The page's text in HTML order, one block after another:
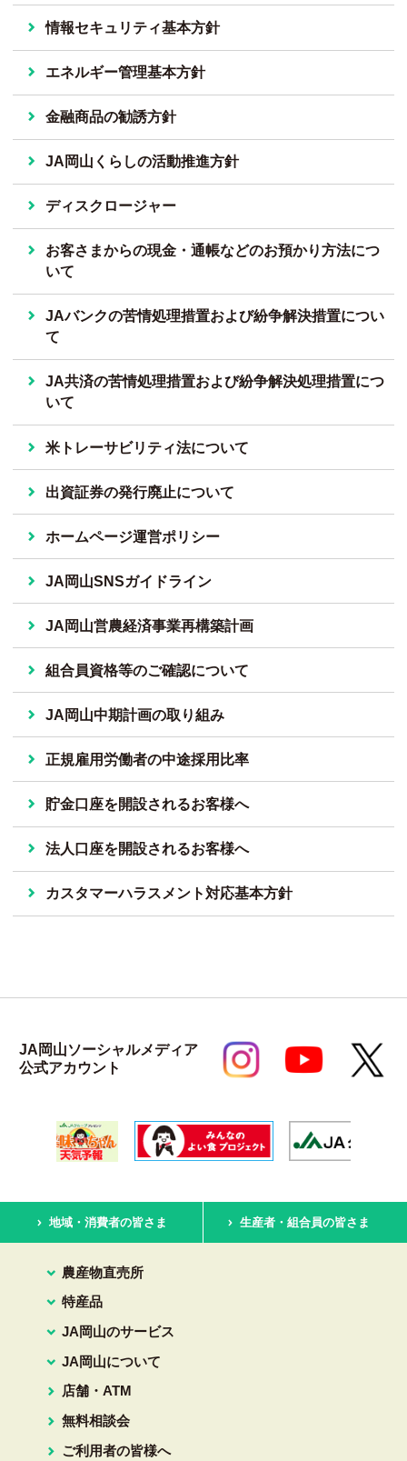
情報セキュリティ基本方針
エネルギー管理基本方針
金融商品の勧誘方針
JA岡山くらしの活動推進方針
ディスクロージャー
お客さまからの現金・通帳などのお預かり方法につ
いて
JAバンクの苦情処理措置および紛争解決措置につい
て
JA共済の苦情処理措置および紛争解決処理措置につ
いて
米トレーサビリティ法について
出資証券の発行廃止について
ホームページ運営ポリシー
JA岡山SNSガイドライン
JA岡山営農経済事業再構築計画
組合員資格等のご確認について
JA岡山中期計画の取り組み
正規雇用労働者の中途採用比率
貯金口座を開設されるお客様へ
法人口座を開設されるお客様へ
カスタマーハラスメント対応基本方針
JA岡山ソーシャルメディア
公式アカウント
地域・消費者の皆さま 生産者・組合員の皆さま
農産物直売所
特産品
JA岡山のサービス
JA岡山について
店舗・ATM
無料相談会
ご利用者の皆様へ